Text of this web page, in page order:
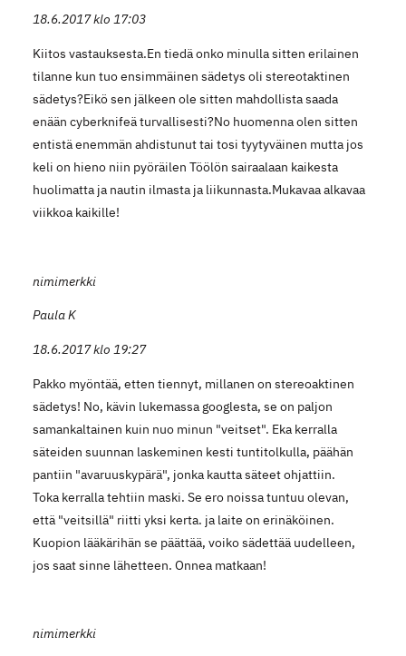
18.6.2017 klo 17:03
Kiitos vastauksesta.En tiedä onko minulla sitten erilainen
tilanne kun tuo ensimmäinen sädetys oli stereotaktinen
sädetys?Eikö sen jälkeen ole sitten mahdollista saada
enään cyberknifeä turvallisesti?No huomenna olen sitten
entistä enemmän ahdistunut tai tosi tyytyväinen mutta jos
keli on hieno niin pyöräilen Töölön sairaalaan kaikesta
huolimatta ja nautin ilmasta ja liikunnasta.Mukavaa alkavaa
viikkoa kaikille!
nimimerkki
Paula K
18.6.2017 klo 19:27
Pakko myöntää, etten tiennyt, millanen on stereoaktinen
sädetys! No, kävin lukemassa googlesta, se on paljon
samankaltainen kuin nuo minun "veitset". Eka kerralla
säteiden suunnan laskeminen kesti tuntitolkulla, päähän
pantiin "avaruuskypärä", jonka kautta säteet ohjattiin.
Toka kerralla tehtiin maski. Se ero noissa tuntuu olevan,
että "veitsillä" riitti yksi kerta. ja laite on erinäköinen.
Kuopion lääkärihän se päättää, voiko sädettää uudelleen,
jos saat sinne lähetteen. Onnea matkaan!
nimimerkki